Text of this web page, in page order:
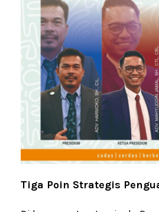
Tiga Poin Strategis